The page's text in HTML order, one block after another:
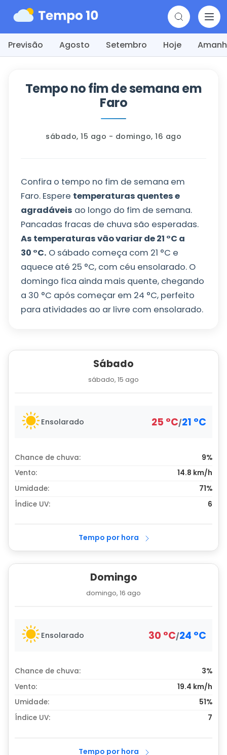
Previsão Agosto Setembro Hoje
Tempo no fim de semana em
Faro
sábado, 15 ago - domingo, 16 ago
Confira o tempo no fim de semana em
Faro. Espere temperaturas quentes e
agradáveis ao longo do fim de semana.
Pancadas fracas de chuva são esperadas.
As temperaturas vão variar de21 °C a
30 °C. O sábado começa com 21 °C e
aquece até 25 °C, com céu ensolarado. O
domingo fica ainda mais quente, chegando
a 30 °C após começar em 24 °C, perfeito
para atividades ao ar livre com ensolarado.
Sábado
sábado, 15 ago
Ensolarado 25 °C/21 °C
Chance de chuva:
9%
Vento:
14.8 km/h
Umidade:
71%
Índice UV:
6
Tempo por hora
Domingo
domingo, 16 ago
Ensolarado 30 °C/24 °C
Chance de chuva:
3%
Vento:
19.4 km/h
Umidade:
51%
Índice UV:
7
Tempo por hora